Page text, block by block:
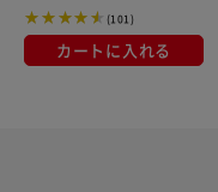
(101)
カートに入れる